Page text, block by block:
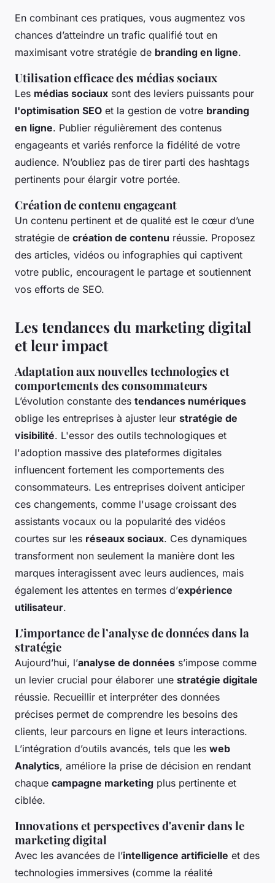
En combinant ces pratiques, vous augmentez vos
chances d’atteindre un trafic qualifié tout en
maximisant votre stratégie de branding en ligne.
Utilisation efficace des médias sociaux
Les médias sociaux sont des leviers puissants pour
l'optimisation SEO et la gestion de votre branding
en ligne. Publier régulièrement des contenus
engageants et variés renforce la fidélité de votre
audience. N’oubliez pas de tirer parti des hashtags
pertinents pour élargir votre portée.
Création de contenu engageant
Un contenu pertinent et de qualité est le cœur d’une
stratégie de création de contenu réussie. Proposez
des articles, vidéos ou infographies qui captivent
votre public, encouragent le partage et soutiennent
vos efforts de SEO.
Les tendances du marketing digital
et leur impact
Adaptation aux nouvelles technologies et
comportements des consommateurs
L’évolution constante des tendances numériques
oblige les entreprises à ajuster leur stratégie de
visibilité. L'essor des outils technologiques et
l'adoption massive des plateformes digitales
influencent fortement les comportements des
consommateurs. Les entreprises doivent anticiper
ces changements, comme l'usage croissant des
assistants vocaux ou la popularité des vidéos
courtes sur les réseaux sociaux. Ces dynamiques
transforment non seulement la manière dont les
marques interagissent avec leurs audiences, mais
également les attentes en termes d’expérience
utilisateur.
L'importance de l’analyse de données dans la
stratégie
Aujourd’hui, l’analyse de données s’impose comme
un levier crucial pour élaborer une stratégie digitale
réussie. Recueillir et interpréter des données
précises permet de comprendre les besoins des
clients, leur parcours en ligne et leurs interactions.
L’intégration d’outils avancés, tels que les web
Analytics, améliore la prise de décision en rendant
chaque campagne marketing plus pertinente et
ciblée.
Innovations et perspectives d'avenir dans le
marketing digital
Avec les avancées de l’intelligence artificielle et des
technologies immersives (comme la réalité